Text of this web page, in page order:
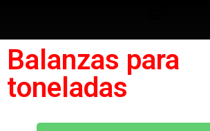
Balanzas para
toneladas